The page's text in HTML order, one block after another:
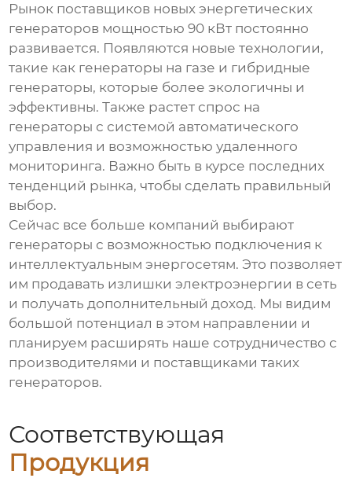
Рынок поставщиков новых энергетических
генераторов мощностью 90 кВт постоянно
развивается. Появляются новые технологии,
такие как генераторы на газе и гибридные
генераторы, которые более экологичны и
эффективны. Также растет спрос на
генераторы с системой автоматического
управления и возможностью удаленного
мониторинга. Важно быть в курсе последних
тенденций рынка, чтобы сделать правильный
выбор.
Сейчас все больше компаний выбирают
генераторы с возможностью подключения к
интеллектуальным энергосетям. Это позволяет
им продавать излишки электроэнергии в сеть
и получать дополнительный доход. Мы видим
большой потенциал в этом направлении и
планируем расширять наше сотрудничество с
производителями и поставщиками таких
генераторов.
Соответствующая
Продукция